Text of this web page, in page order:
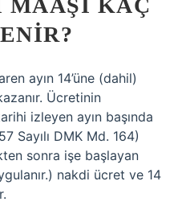
KAÇ
ayın 14’üne (dahil)
Ücretinin
izleyen ayın başında
Sayılı DMK Md. 164)
sonra işe başlayan
nakdi ücret ve 14